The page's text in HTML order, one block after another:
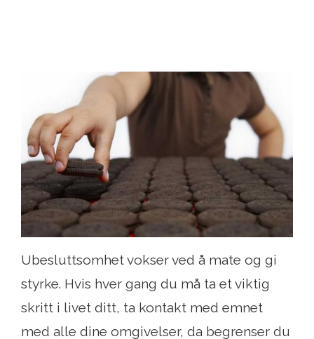
Ubesluttsomhet vokser ved å mate og gi
styrke. Hvis hver gang du må ta et viktig
skritt i livet ditt, ta kontakt med emnet
med alle dine omgivelser, da begrenser du